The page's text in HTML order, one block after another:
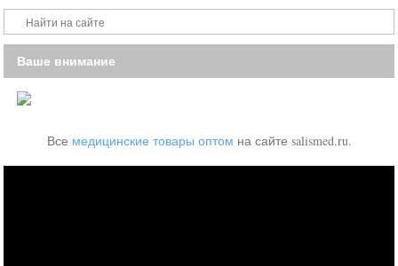
Ваше внимание
Все медицинские товары оптом на сайте salismed.ru.